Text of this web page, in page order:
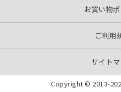
お買い物
ご利用
サイト
Copyright © 2013-